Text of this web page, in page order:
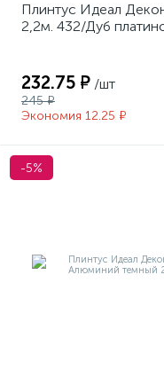
Плинтус Идеал
2,2м. 432/Дуб
232.75 ₽ /шт
245 ₽
Экономия 12.25 ₽
-5%